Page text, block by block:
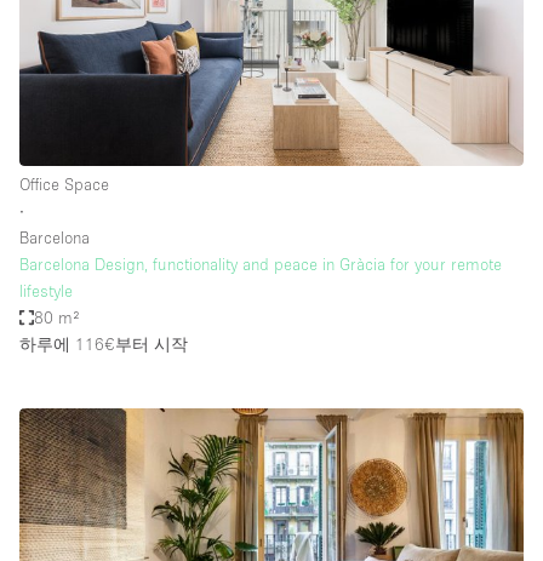
Office Space
∙
Barcelona
Barcelona Design, functionality and peace in Gràcia for your remote
lifestyle
80 m²
하루에 116€부터 시작